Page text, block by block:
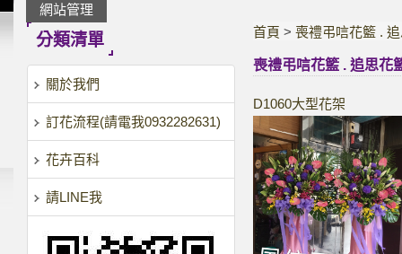
網站管理
分類清單
關於我們
訂花流程(請電我0932282631)
花卉百科
請LINE我
首頁 >喪禮弔唁花籃 .
喪禮弔唁花籃 . 追思花
D1060大型花架